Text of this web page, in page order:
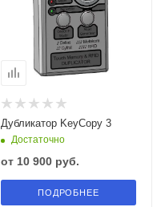
Дубликатор KeyCopy 3
Достаточно
от 10 900 руб.
ПОДРОБНЕЕ